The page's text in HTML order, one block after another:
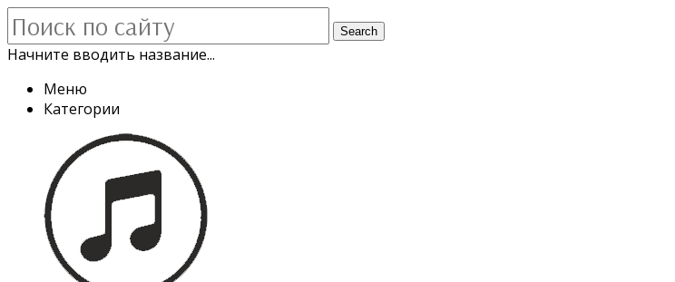
Search
Начните вводить название...
Меню
Категории